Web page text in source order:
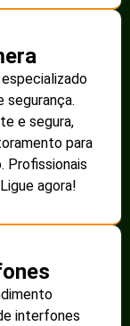
segurança.
e segura,
para
Profissionais
agora!
interfones